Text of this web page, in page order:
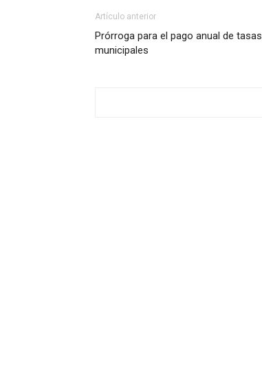
Artículo anterior
Prórroga para el pago anual de tasas
municipales